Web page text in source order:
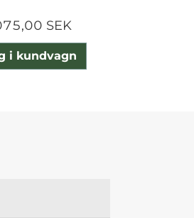
SEK
i kundvagn